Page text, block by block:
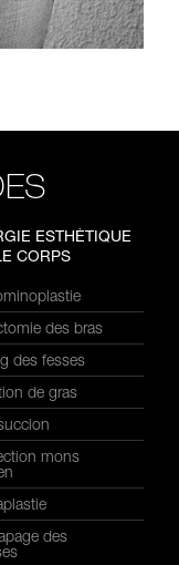
ESTHÉTIQUE
CORPS
des bras
des fesses
de gras
mons
des